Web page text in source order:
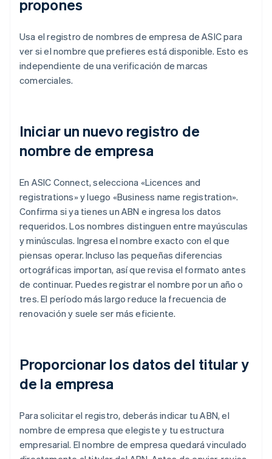
propones
Usa el registro de nombres de empresa de ASIC para
ver si el nombre que prefieres está disponible. Esto es
independiente de una verificación de marcas
comerciales.
Iniciar un nuevo registro de
nombre de empresa
En ASIC Connect, selecciona «Licences and
registrations» y luego «Business name registration».
Confirma si ya tienes un ABN e ingresa los datos
requeridos. Los nombres distinguen entre mayúsculas
y minúsculas. Ingresa el nombre exacto con el que
piensas operar. Incluso las pequeñas diferencias
ortográficas importan, así que revisa el formato antes
de continuar. Puedes registrar el nombre por un año o
tres. El período más largo reduce la frecuencia de
renovación y suele ser más eficiente.
Proporcionar los datos del titular y
de la empresa
Para solicitar el registro, deberás indicar tu ABN, el
nombre de empresa que elegiste y tu estructura
empresarial. El nombre de empresa quedará vinculado